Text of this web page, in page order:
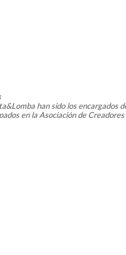
han sido los encargados
en la Asociación de